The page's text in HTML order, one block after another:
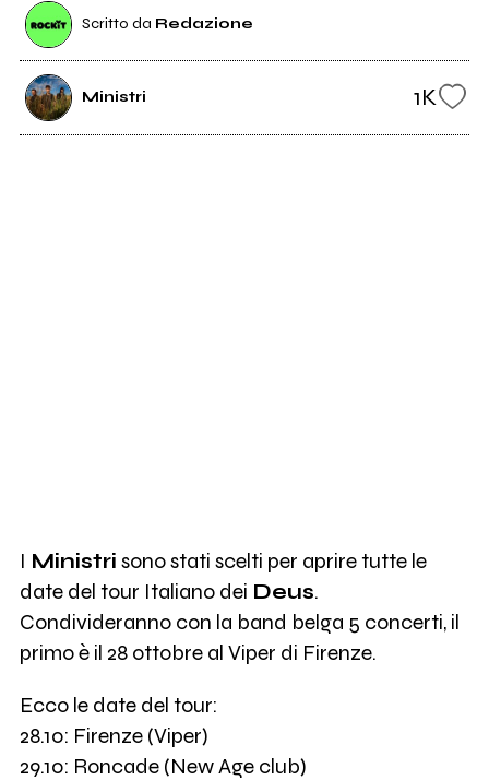
Scritto da Redazione
Ministri 1K
I Ministri sono stati scelti per aprire tutte le
date del tour Italiano dei Deus.
Condivideranno con la band belga 5 concerti, il
primo è il 28 ottobre al Viper di Firenze.
Ecco le date del tour:
28.10: Firenze (Viper)
29.10: Roncade (New Age club)